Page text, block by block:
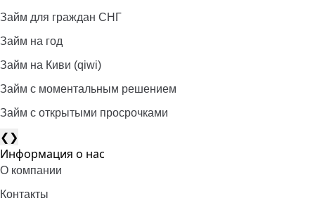
Займ для граждан СНГ
Займ на год
Займ на Киви (qiwi)
Займ c моментальным решением
Займ с открытыми просрочками
❮❯
Информация о нас
О компании
Контакты